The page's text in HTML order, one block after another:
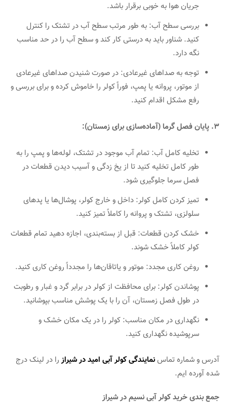
جریان هوا به خوبی برقرار باشد.
بررسی سطح آب: به طور مرتب سطح آب در تشتک را کنترل
کنید. شناور باید به درستی کار کند و سطح آب را در حد مناسب
نگه دارد.
توجه به صداهای غیرعادی: در صورت شنیدن صداهای غیرعادی
از موتور، پروانه یا پمپ، فوراً کولر را خاموش کرده و برای بررسی و
رفع مشکل اقدام کنید.
3. پایان فصل گرما (آماده‌سازی برای زمستان):
تخلیه کامل آب: تمام آب موجود در تشتک، لوله‌ها و پمپ را به
طور کامل تخلیه کنید تا از یخ زدگی و آسیب دیدن قطعات در
فصل سرما جلوگیری شود.
تمیز کردن کامل کولر: داخل و خارج کولر، پوشال‌ها یا پدهای
سلولزی، تشتک و پروانه را کاملاً تمیز کنید.
خشک کردن قطعات: قبل از بسته‌بندی، اجازه دهید تمام قطعات
کولر کاملاً خشک شوند.
روغن کاری مجدد: موتور و یاتاقان‌ها را مجدداً روغن کاری کنید.
پوشاندن کولر: برای محافظت از کولر در برابر گرد و غبار و رطوبت
در طول فصل زمستان، آن را با یک پوشش مناسب بپوشانید.
نگهداری در مکان مناسب: کولر را در یک مکان خشک و
سرپوشیده نگهداری کنید.
آدرس و شماره تماسنمایندگی کولر آبی امید در شیرازرا در لینک درج
شده آورده ایم.
جمع بندی خرید کولر آبی نسیم در شیراز